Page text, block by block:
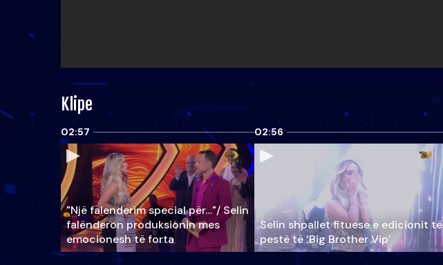
Klipe
02:57
"Një falenderim special për…"/ Selin
falënderon produksionin mes
emocionesh të forta
02:56
Selin shpallet fituese e edicionit të
pestë të ‘Big Brother Vip’